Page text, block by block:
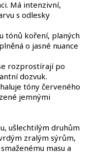
Má intenzivní,
s odlesky
tónů koření, planých
o jasné nuance
rozprostírají po
dozvuk.
tóny červeného
jemnými
ušlechtilým druhům
zralým sýrům,
masu a